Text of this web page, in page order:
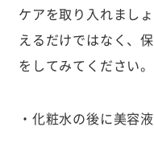
ケアを取り入れまし
えるだけではなく、
をしてみてください。
・化粧水の後に美容